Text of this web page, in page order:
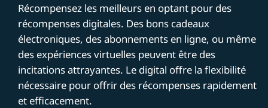
Récompensez les meilleurs en optant pour des
récompenses digitales. Des bons cadeaux
électroniques, des abonnements en ligne, ou même
des expériences virtuelles peuvent être des
incitations attrayantes. Le digital offre la flexibilité
nécessaire pour offrir des récompenses rapidement
et efficacement.